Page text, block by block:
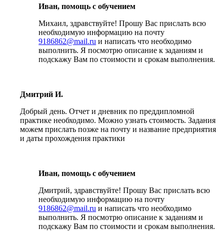
Иван, помощь с обучением
Михаил, здравствуйте! Прошу Вас прислать всю
необходимую информацию на почту
9186862@mail.ru и написать что необходимо
выполнить. Я посмотрю описание к заданиям и
подскажу Вам по стоимости и срокам выполнения.
Дмитрий И.
Добрый день. Отчет и дневник по преддипломной
практике необходимо. Можно узнать стоимость. Задания
можем прислать позже на почту и название предприятия
и даты прохождения практики
Иван, помощь с обучением
Дмитрий, здравствуйте! Прошу Вас прислать всю
необходимую информацию на почту
9186862@mail.ru и написать что необходимо
выполнить. Я посмотрю описание к заданиям и
подскажу Вам по стоимости и срокам выполнения.